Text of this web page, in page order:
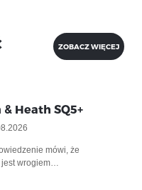
ZOBACZ WIĘCEJ
Heath SQ5+
mówi, że
jest wrogiem…